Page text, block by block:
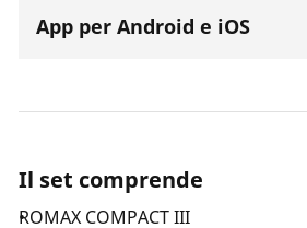
App per Android e iOS
Il set comprende
ROMAX COMPACT III